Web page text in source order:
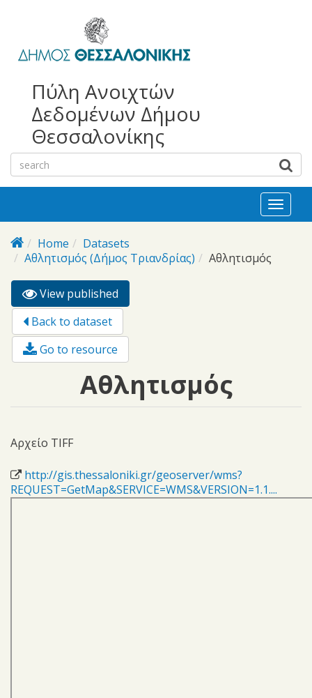
bayan
escort
escort
Πύλη Ανοιχτών
Δεδομένων Δήμου
Θεσσαλονίκης
Toggle
Home
Datasets
Αθλητισμός (Δήμος Τριανδρίας)
Αθλητισμός
Primary tabs
View published
tab)
Back to dataset
Go to resource
Αθλητισμός
Αρχείο TIFF
http://gis.thessaloniki.gr/geoserver/wms?
REQUEST=GetMap&SERVICE=WMS&VERSION=1.1....